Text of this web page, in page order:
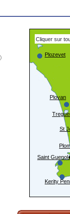
Cliquer sur
Plozevet
Plovan
Saint
Kerity
St